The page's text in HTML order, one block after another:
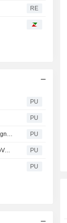
RE
PU
PU
Edenred : et Abry Partners scellent un partenariat stratégique pour accompagner la prochaine phase de développement d’Edenred Pay North America PU
Edenred : obtient pour la deuxième année consécutive la médaille Gold EcoVadis, récompensant sa performance RSE PU
PU